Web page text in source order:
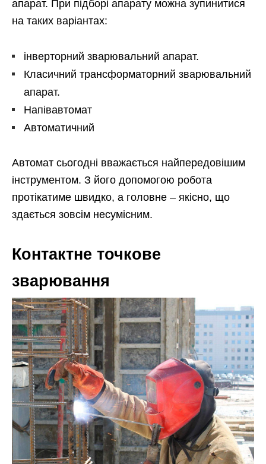
апарат. При підборі апарату можна зупинитися
на таких варіантах:
інверторний зварювальний апарат.
Класичний трансформаторний зварювальний
апарат.
Напівавтомат
Автоматичний
Автомат сьогодні вважається найпередовішим
інструментом. З його допомогою робота
протікатиме швидко, а головне – якісно, ​​що
здається зовсім несумісним.
Контактне точкове
зварювання